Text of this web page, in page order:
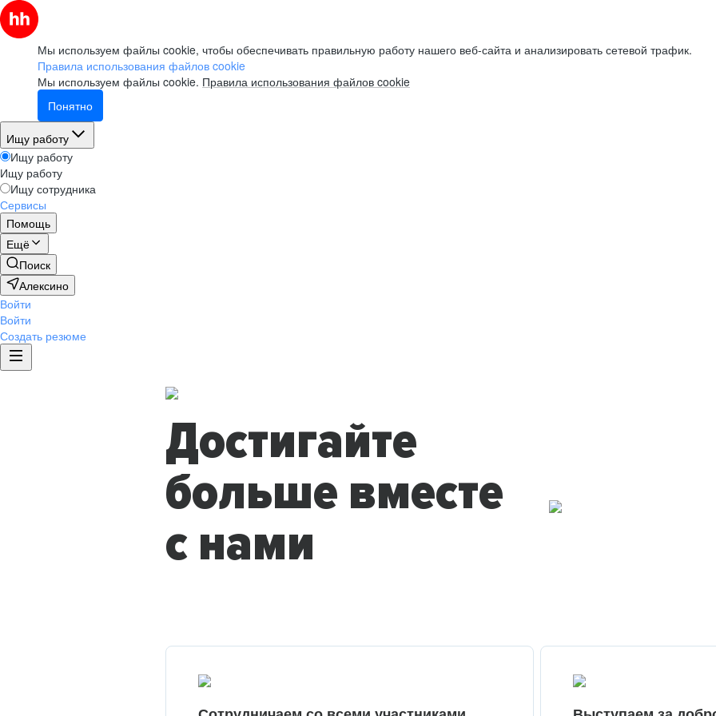
Мы используем файлы cookie, чтобы обеспечивать правильную работу нашего веб-сайта и анализировать сетевой трафик.
Правила использования файлов cookie
Мы используем файлы cookie. Правила использования файлов cookie
Понятно
Ищу работу
Ищу работу
Ищу работу
Ищу сотрудника
Сервисы
Помощь
Ещё
Поиск
Алексино
Войти
Войти
Создать резюме
Достигайте
больше вместе
с нами